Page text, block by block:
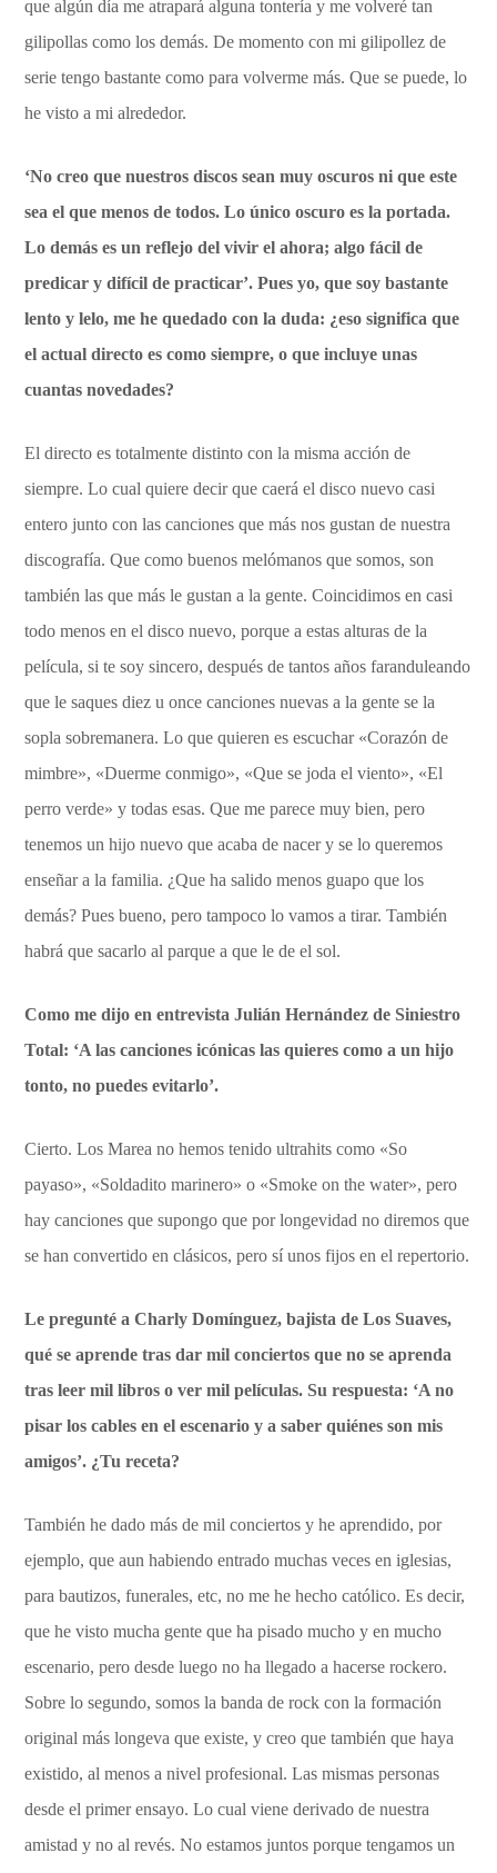
que algún día me atrapará alguna tontería y me volveré tan
gilipollas como los demás. De momento con mi gilipollez de
serie tengo bastante como para volverme más. Que se puede, lo
he visto a mi alrededor.
‘No creo que nuestros discos sean muy oscuros ni que este
sea el que menos de todos. Lo único oscuro es la portada.
Lo demás es un reflejo del vivir el ahora; algo fácil de
predicar y difícil de practicar’. Pues yo, que soy bastante
lento y lelo, me he quedado con la duda: ¿eso significa que
el actual directo es como siempre, o que incluye unas
cuantas novedades?
El directo es totalmente distinto con la misma acción de
siempre. Lo cual quiere decir que caerá el disco nuevo casi
entero junto con las canciones que más nos gustan de nuestra
discografía. Que como buenos melómanos que somos, son
también las que más le gustan a la gente. Coincidimos en casi
todo menos en el disco nuevo, porque a estas alturas de la
película, si te soy sincero, después de tantos años faranduleando
que le saques diez u once canciones nuevas a la gente se la
sopla sobremanera. Lo que quieren es escuchar «Corazón de
mimbre», «Duerme conmigo», «Que se joda el viento», «El
perro verde» y todas esas. Que me parece muy bien, pero
tenemos un hijo nuevo que acaba de nacer y se lo queremos
enseñar a la familia. ¿Que ha salido menos guapo que los
demás? Pues bueno, pero tampoco lo vamos a tirar. También
habrá que sacarlo al parque a que le de el sol.
Como me dijo en entrevista Julián Hernández de Siniestro
Total: ‘A las canciones icónicas las quieres como a un hijo
tonto, no puedes evitarlo’.
Cierto. Los Marea no hemos tenido ultrahits como «So
payaso», «Soldadito marinero» o «Smoke on the water», pero
hay canciones que supongo que por longevidad no diremos que
se han convertido en clásicos, pero sí unos fijos en el repertorio.
Le pregunté a Charly Domínguez, bajista de Los Suaves,
qué se aprende tras dar mil conciertos que no se aprenda
tras leer mil libros o ver mil películas. Su respuesta: ‘A no
pisar los cables en el escenario y a saber quiénes son mis
amigos’. ¿Tu receta?
También he dado más de mil conciertos y he aprendido, por
ejemplo, que aun habiendo entrado muchas veces en iglesias,
para bautizos, funerales, etc, no me he hecho católico. Es decir,
que he visto mucha gente que ha pisado mucho y en mucho
escenario, pero desde luego no ha llegado a hacerse rockero.
Sobre lo segundo, somos la banda de rock con la formación
original más longeva que existe, y creo que también que haya
existido, al menos a nivel profesional. Las mismas personas
desde el primer ensayo. Lo cual viene derivado de nuestra
amistad y no al revés. No estamos juntos porque tengamos un